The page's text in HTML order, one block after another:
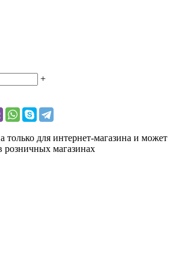
+
только для интернет-магазина и может
розничных магазинах